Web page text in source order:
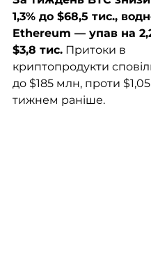
1,3% до $68,5 тис.,
Ethereum — упав на
$3,8 тис. Притоки в
криптопродукти
до $185 млн, проти
тижнем раніше.